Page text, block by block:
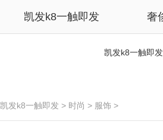
凯发k8一触即发 奢
凯发k8一触即发
凯发k8一触即发 > 时尚 > 服饰 >